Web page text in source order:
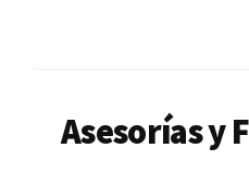
Asesorías y